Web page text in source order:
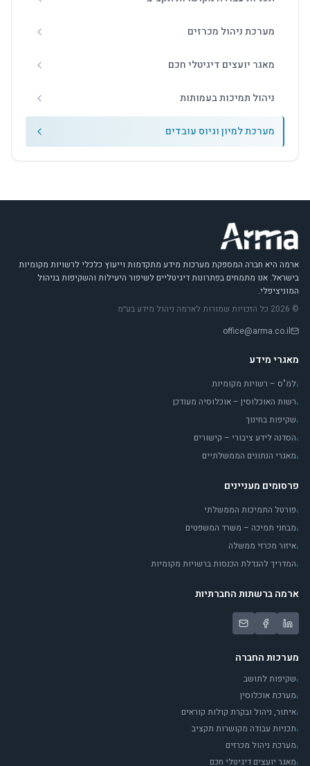
מערכת ניהול מכרזים
מאגר יועצים דיגיטלי חכם
ניהול תמיכות בעמותות
מערכת למיון וגיוס עובדים
ארמה היא חברה המספקת מערכות מידע מתקדמות וייעוץ כלכלי לרשויות מקומיות
בישראל. אנו מתמחים בפתרונות דיגיטליים לשיפור היעילות והשקיפות בניהול
המוניציפלי.
© 2026 כל הזכויות שמורות לארמה ניהול מידע בע״מ
office@arma.co.il
מאגרי מידע
›למ"ס – רשויות מקומיות
›רשות האוכלוסין – אוכלוסיה מעודכן
›שקיפות בחינוך
›הסדנה לידע ציבורי – קישורים
›מאגרי הנתונים הממשלתיים
פרסומים מעניינים
›פורטל התמיכות הממשלתי
›מבחני תמיכה – משרד המשפטים
›איזור מכרזי ממשלה
›המדריך להגדלת הכנסות ברשויות מקומיות
ארמה ברשתות החברתיות
מערכות החברה
›שקיפות לתושב
›מערכת אוכלוסין
›איתור, ניהול ובקרת קולות קוראים
›תכניות עבודה מקושרות תקציב
›מערכת ניהול מכרזים
›מאגר יועצים דיגיטלי חכם